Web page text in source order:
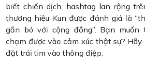
biết chiến dịch, hashtag lan rộng
thương hiệu Kun được đánh giá là
gắn bó với cộng đồng”. Bạn muốn
chạm được vào cảm xúc thật sự?
đặt trái tim vào thông điệp.